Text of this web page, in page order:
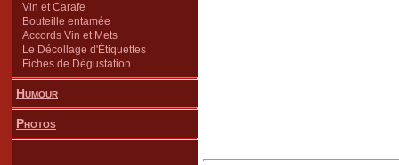
Vin et Carafe
Bouteille entamée
Accords Vin et Mets
Le Décollage d'Étiquettes
Fiches de Dégustation
Humour
Photos